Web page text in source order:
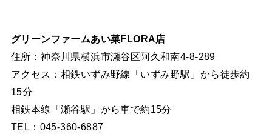
グリーンファームあい菜FLORA店
住所：神奈川県横浜市瀬谷区阿久和南4-8-289
アクセス：相鉄いずみ野線「いずみ野駅」から徒歩約
15分
相鉄本線「瀬谷駅」から車で約15分
TEL：045-360-6887